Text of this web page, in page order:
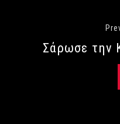
Σάρωσε την